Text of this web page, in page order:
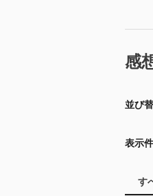
感
並び
表示
す